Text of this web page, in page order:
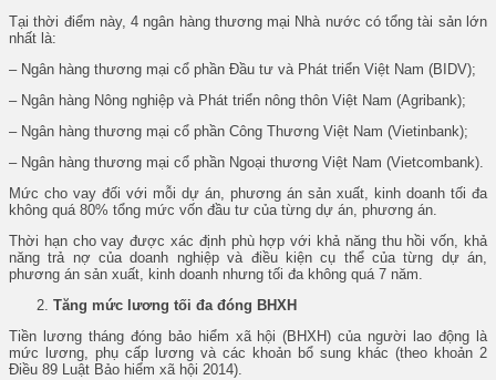
Tại thời điểm này, 4 ngân hàng thương mại Nhà nước có tổng tài sản lớn
nhất là:
– Ngân hàng thương mại cổ phần Đầu tư và Phát triển Việt Nam (BIDV);
– Ngân hàng Nông nghiệp và Phát triển nông thôn Việt Nam (Agribank);
– Ngân hàng thương mại cổ phần Công Thương Việt Nam (Vietinbank);
– Ngân hàng thương mại cổ phần Ngoại thương Việt Nam (Vietcombank).
Mức cho vay đối với mỗi dự án, phương án sản xuất, kinh doanh tối đa
không quá 80% tổng mức vốn đầu tư của từng dự án, phương án.
Thời hạn cho vay được xác định phù hợp với khả năng thu hồi vốn, khả
năng trả nợ của doanh nghiệp và điều kiện cụ thể của từng dự án,
phương án sản xuất, kinh doanh nhưng tối đa không quá 7 năm.
Tăng mức lương tối đa đóng BHXH
Tiền lương tháng đóng bảo hiểm xã hội (BHXH) của người lao động là
mức lương, phụ cấp lương và các khoản bổ sung khác (theo khoản 2
Điều 89 Luật Bảo hiểm xã hội 2014).